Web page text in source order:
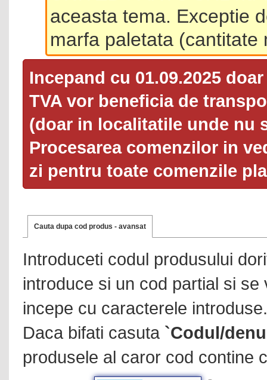
aceasta tema. Exceptie
marfa paletata (cantitate
Incepand cu 01.09.2025
TVA vor beneficia de
(doar in localitatile unde nu
Procesarea comenzilor in
zi pentru toate comenzile
Cauta dupa cod produs - avansat
Introduceti codul produsului
introduce si un cod partial si
incepe cu caracterele introduse.
Daca bifati casuta `Codul/
produsele al caror cod contine